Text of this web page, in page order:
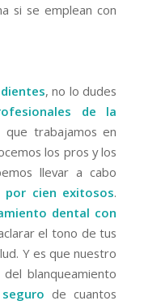
si se emplean con
, no lo dudes
de la
que trabajamos en
los pros y los
llevar a cabo
por cien exitosos.
dental con
el tono de tus
Y es que nuestro
blanqueamiento
de cuantos